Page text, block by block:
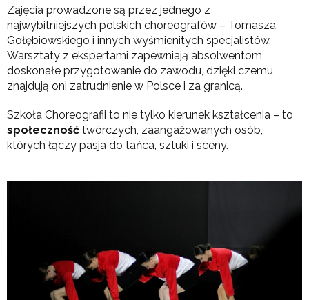
Zajęcia prowadzone są przez jednego z
najwybitniejszych polskich choreografów – Tomasza
Gołębiowskiego i innych wyśmienitych specjalistów.
Warsztaty z ekspertami zapewniają absolwentom
doskonałe przygotowanie do zawodu, dzięki czemu
znajdują oni zatrudnienie w Polsce i za granicą.
Szkoła Choreografii to nie tylko kierunek kształcenia – to
społeczność twórczych, zaangażowanych osób,
których łączy pasja do tańca, sztuki i sceny.